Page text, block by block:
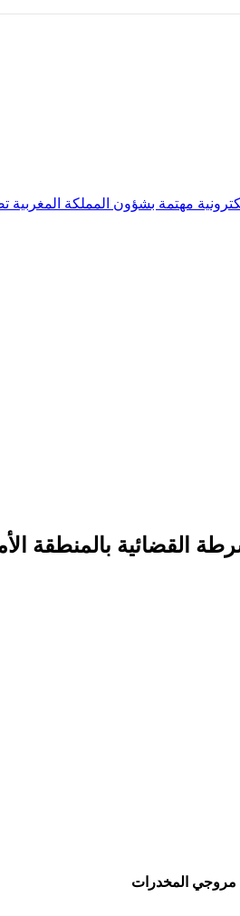
القضائية بالمنطقة
مروجي المخدرات